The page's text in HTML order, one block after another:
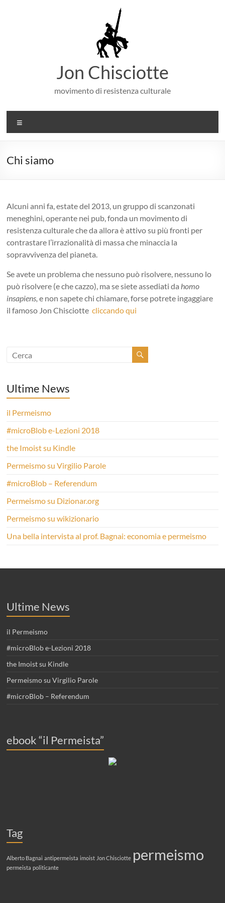
Jon Chisciotte
movimento di resistenza culturale
Chi siamo
Alcuni anni fa, estate del 2013, un gruppo di scanzonati
meneghini, operante nei pub, fonda un movimento di
resistenza culturale che da allora è attivo su più fronti per
contrastare l’irrazionalità di massa che minaccia la
sopravvivenza del pianeta.
Se avete un problema che nessuno può risolvere, nessuno lo
può risolvere (e che cazzo), ma se siete assediati dahomo
insapiens,e non sapete chi chiamare, forse potrete ingaggiare
il famoso Jon Chisciottecliccando qui
Ultime News
il Permeismo
#microBlob e-Lezioni 2018
the Imoist su Kindle
Permeismo su Virgilio Parole
#microBlob – Referendum
Permeismo su Dizionar.org
Permeismo su wikizionario
Una bella intervista al prof. Bagnai: economia e permeismo
Ultime News
il Permeismo
#microBlob e-Lezioni 2018
the Imoist su Kindle
Permeismo su Virgilio Parole
#microBlob – Referendum
ebook “il Permeista”
Tag
Alberto Bagnai antipermeista imoist Jon Chisciotte permeismo
permeista politicante